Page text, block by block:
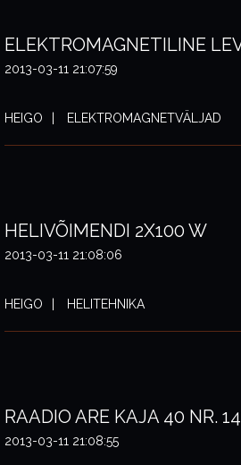
ELEKTROMAGNETILINE
2013-03-11 21:07:59
HEIGO ELEKTROMAGNETVÄLJAD
HELIVÕIMENDI 2X100 W
2013-03-11 21:08:06
HEIGO HELITEHNIKA
RAADIO ARE KAJA 40 NR.
2013-03-11 21:08:55